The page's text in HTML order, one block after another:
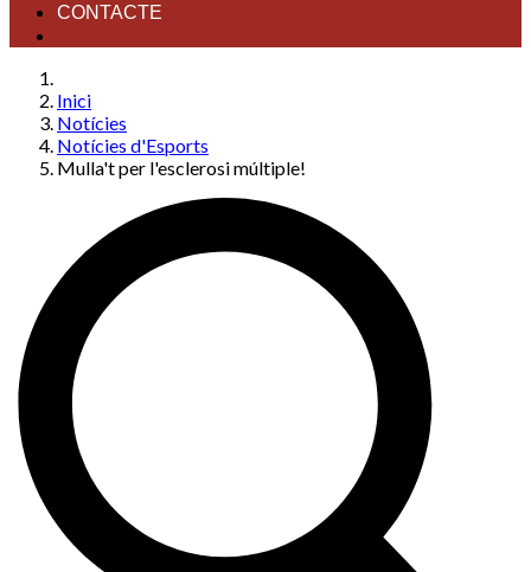
CONTACTE
Inici
Notícies
Notícies d'Esports
Mulla't per l'esclerosi múltiple!